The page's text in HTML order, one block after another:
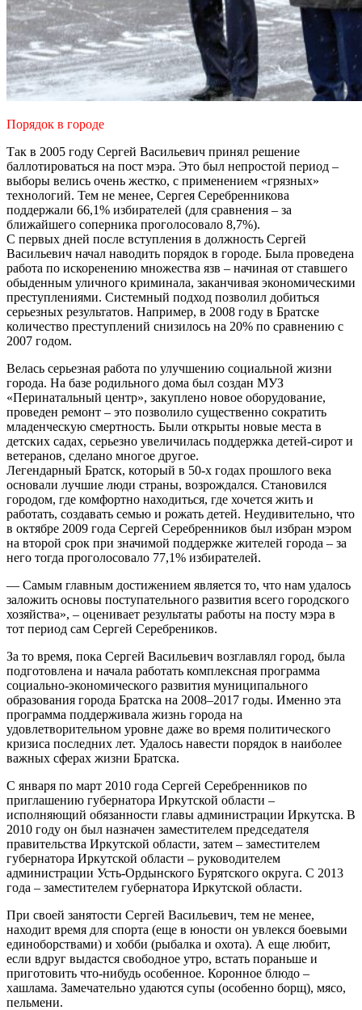
Порядок в городе
Так в 2005 году Сергей Васильевич принял решение
баллотироваться на пост мэра. Это был непростой период –
выборы велись очень жестко, с применением «грязных»
технологий. Тем не менее, Сергея Серебренникова
поддержали 66,1% избирателей (для сравнения – за
ближайшего соперника проголосовало 8,7%).
С первых дней после вступления в должность Сергей
Васильевич начал наводить порядок в городе. Была проведена
работа по искоренению множества язв – начиная от ставшего
обыденным уличного криминала, заканчивая экономическими
преступлениями. Системный подход позволил добиться
серьезных результатов. Например, в 2008 году в Братске
количество преступлений снизилось на 20% по сравнению с
2007 годом.
Велась серьезная работа по улучшению социальной жизни
города. На базе родильного дома был создан МУЗ
«Перинатальный центр», закуплено новое оборудование,
проведен ремонт – это позволило существенно сократить
младенческую смертность. Были открыты новые места в
детских садах, серьезно увеличилась поддержка детей-сирот и
ветеранов, сделано многое другое.
Легендарный Братск, который в 50-х годах прошлого века
основали лучшие люди страны, возрождался. Становился
городом, где комфортно находиться, где хочется жить и
работать, создавать семью и рожать детей. Неудивительно, что
в октябре 2009 года Сергей Серебренников был избран мэром
на второй срок при значимой поддержке жителей города – за
него тогда проголосовало 77,1% избирателей.
— Самым главным достижением является то, что нам удалось
заложить основы поступательного развития всего городского
хозяйства», – оценивает результаты работы на посту мэра в
тот период сам Сергей Серебреников.
За то время, пока Сергей Васильевич возглавлял город, была
подготовлена и начала работать комплексная программа
социально-экономического развития муниципального
образования города Братска на 2008–2017 годы. Именно эта
программа поддерживала жизнь города на
удовлетворительном уровне даже во время политического
кризиса последних лет. Удалось навести порядок в наиболее
важных сферах жизни Братска.
С января по март 2010 года Сергей Серебренников по
приглашению губернатора Иркутской области –
исполняющий обязанности главы администрации Иркутска. В
2010 году он был назначен заместителем председателя
правительства Иркутской области, затем – заместителем
губернатора Иркутской области – руководителем
администрации Усть-Ордынского Бурятского округа. С 2013
года – заместителем губернатора Иркутской области.
При своей занятости Сергей Васильевич, тем не менее,
находит время для спорта (еще в юности он увлекся боевыми
единоборствами) и хобби (рыбалка и охота). А еще любит,
если вдруг выдастся свободное утро, встать пораньше и
приготовить что-нибудь особенное. Коронное блюдо –
хашлама. Замечательно удаются супы (особенно борщ), мясо,
пельмени.